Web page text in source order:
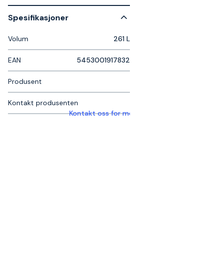
Spesifikasjoner
Volum 261 L
EAN 5453001917832
Produsent
Kontakt produsenten
Kontakt oss for mer informasjon